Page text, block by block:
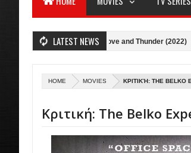
LATEST NEWS
Κριτική: Thor: Love and Thunder (2022)
HOME MOVIES ΚΡΙΤΙΚΉ: THE BELKO
Κριτική: The Belko